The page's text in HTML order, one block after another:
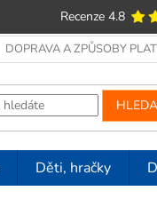
Recenze 4.8
DOPRAVA A ZPŮSOBY
Děti, hračky